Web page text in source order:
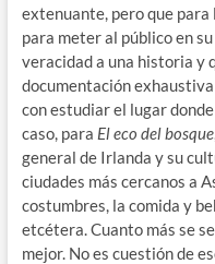
extenuante, pero que
para meter al público en
veracidad a una historia y
documentación
con estudiar el lugar
caso, para El eco del bosque
general de Irlanda y su
ciudades más cercanos a
costumbres, la comida y
etcétera. Cuanto más se
mejor. No es cuestión de